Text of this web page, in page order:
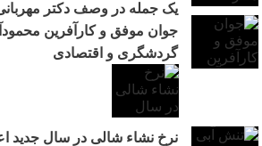
یک جمله در وصف دکتر مهربانی
جوان موفق و کارآفرین
گردشگری و اقتصادی
نرخ نشاء شالی در سال جدید